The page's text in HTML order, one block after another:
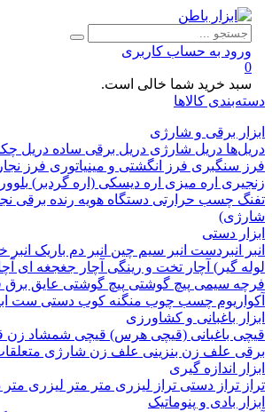
ورود به حساب کاربری
0
سبد خرید شما خالی است.
دسته‌بندی کالاها
ابزار برقی و شارژی
دریل‌ها دریل شارژی دریل برقی ساده دریل
فرز سنگبری فرز انگشتی و مینیاتوری فرز
زنجیری اره میزی اره دیسکی (اره گردبر)
تفنگ چسب حرارتی دستگاه هویه رنده برقی
شارژی)
ابزار دستی
انبر
انبردست انبر سیم چین انبر دم باریک
لوله گیر) آچار تخت و رینگی آچار جغجغه ای
فرچه سیمی پیچ‌ گوشتی پیچ گوشتی عایق
آکواریوم چسب چوب منگنه کوب دستی ست
ابزار باغبانی و کشاورزی
قیچی باغبانی (قیچی هرس) قیچی شمشاد زن
برقی علف زن بنزینی علف زن شارژی
ابزار اندازه گیری
تراز تراز دستی تراز لیزری متر متر لیزری
ابزار بادی و پنوماتیک